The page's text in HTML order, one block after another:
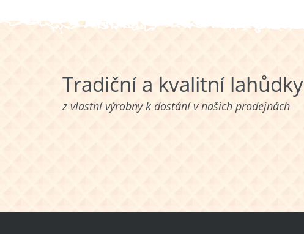
Tradiční a kvalitní lahůdky
z vlastní výrobny k dostání v našich prodejnách